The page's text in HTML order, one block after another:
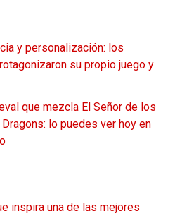
y personalización: los
su propio juego y
que mezcla El Señor de los
lo puedes ver hoy en
inspira una de las mejores